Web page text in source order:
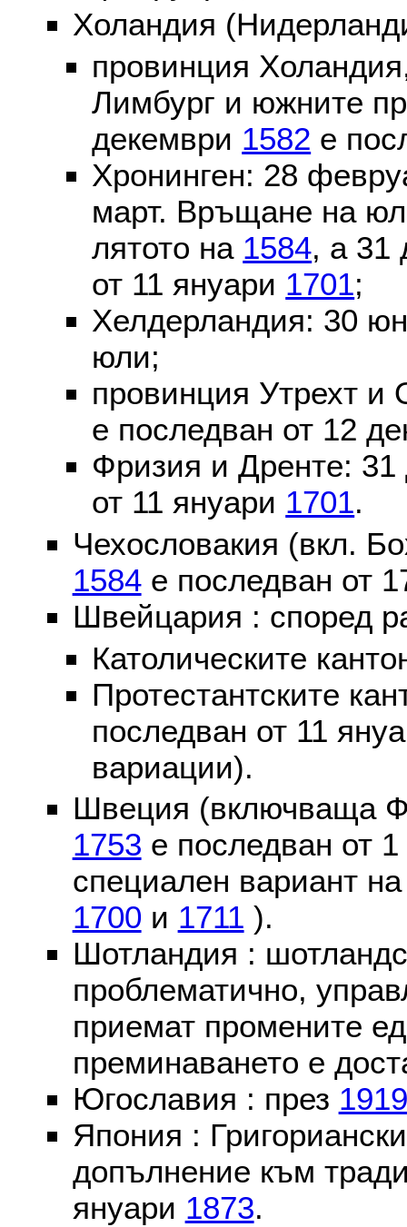
Холандия
провинция
Лимбург и южните
декември 1582 е
Хронинген: 28
март. Връщане на
лятото на 1584, а 31
от 11 януари 1701;
Хелдерландия: 30
юли;
провинция Утрехт
е последван от 12
Фризия и Дренте:
от 11 януари 1701.
Чехословакия (вкл.
1584е последван от
Швейцария : според
Католическите
Протестантските
последван от 11
вариации).
Швеция (включваща
1753 е последван от
специален вариант
1700 и 1711 ).
Шотландия :
проблематично,
приемат промените
преминаването е
Югославия : през 1919
Япония :
допълнение към
януари 1873.